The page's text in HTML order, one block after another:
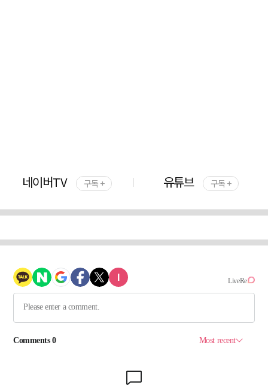
네이버TV 구독 + 유튜브 구독 +